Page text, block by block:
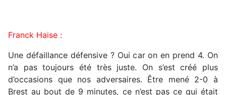
Franck Haise :
Une défaillance défensive ? Oui car on en prend 4. On
n’a pas toujours été très juste. On s’est créé plus
d’occasions que nos adversaires. Être mené 2-0 à
Brest au bout de 9 minutes, ce n’est pas ce qui était